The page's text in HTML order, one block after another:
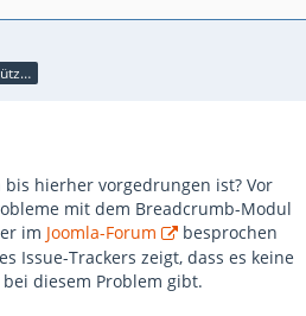
Profi und VM Unterstützer
hierher vorgedrungen ist? Vor
mit dem Breadcrumb-Modul
im Joomla-Forum
besprochen
Issue-Trackers zeigt, dass es keine
diesem Problem gibt.